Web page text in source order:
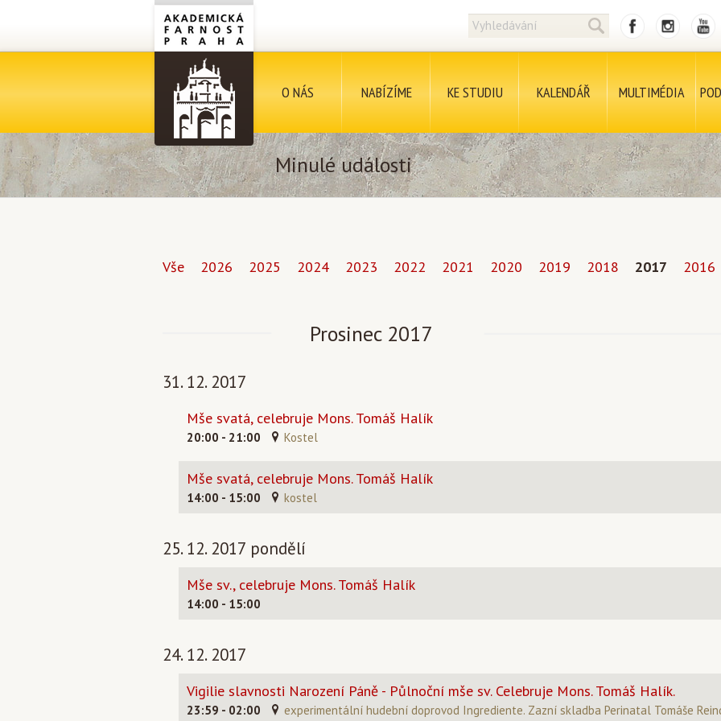
O NÁS NABÍZÍME KE STUDIU KALENDÁŘ MULTIMÉDIA
Minulé události
Vše 2026 2025 2024 2023 2022 2021 2020 2019 2018 2017 2016
Prosinec 2017
31. 12. 2017
Mše svatá, celebruje Mons. Tomáš Halík
20:00 - 21:00 Kostel
Mše svatá, celebruje Mons. Tomáš Halík
14:00 - 15:00 kostel
25. 12. 2017 pondělí
Mše sv., celebruje Mons. Tomáš Halík
14:00 - 15:00
24. 12. 2017
Vigilie slavnosti Narození Páně - Půlnoční mše sv. Celebruje Mons. Tomáš Halík.
23:59 - 02:00 experimentální hudební doprovod Ingrediente. Zazní skladba Perinatal Tomáše